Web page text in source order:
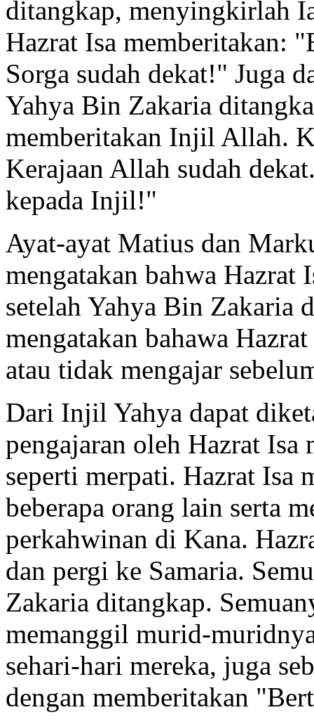
ditangkap, menyingkirlah
Hazrat Isa memberitakan:
Sorga sudah dekat!" Juga
Yahya Bin Zakaria
memberitakan Injil Allah.
Kerajaan Allah sudah
kepada Injil!"
Ayat-ayat Matius dan
mengatakan bahwa
setelah Yahya Bin Zakaria
mengatakan bahawa
atau tidak mengajar
Dari Injil Yahya dapat
pengajaran oleh Hazrat
seperti merpati. Hazrat Isa
beberapa orang lain serta
perkahwinan di Kana.
dan pergi ke Samaria.
Zakaria ditangkap.
memanggil murid-
sehari-hari mereka, juga
dengan memberitakan